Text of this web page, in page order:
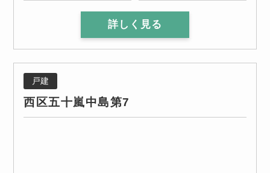
詳しく見る
戸建
西区五十嵐中島第7